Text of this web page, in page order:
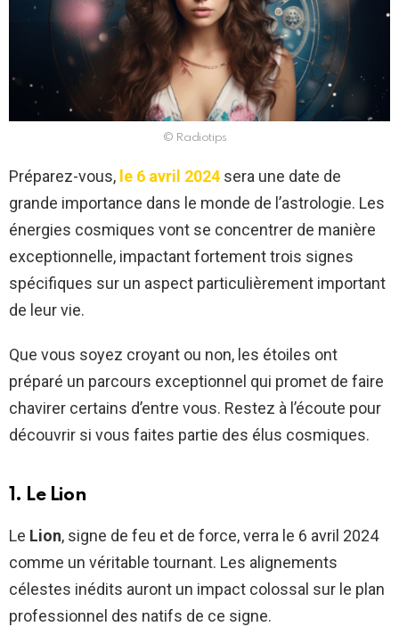
© Radiotips
Préparez-vous, le 6 avril 2024 sera une date de
grande importance dans le monde de l’astrologie. Les
énergies cosmiques vont se concentrer de manière
exceptionnelle, impactant fortement trois signes
spécifiques sur un aspect particulièrement important
de leur vie.
Que vous soyez croyant ou non, les étoiles ont
préparé un parcours exceptionnel qui promet de faire
chavirer certains d’entre vous. Restez à l’écoute pour
découvrir si vous faites partie des élus cosmiques.
1. Le Lion
Le Lion, signe de feu et de force, verra le 6 avril 2024
comme un véritable tournant. Les alignements
célestes inédits auront un impact colossal sur le plan
professionnel des natifs de ce signe.